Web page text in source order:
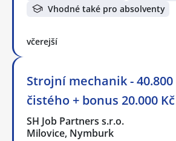
Vhodné také pro absolventy
včerejší
Strojní mechanik - 40.800
čistého + bonus 20.000 Kč
SH Job Partners s.r.o.
Milovice, Nymburk